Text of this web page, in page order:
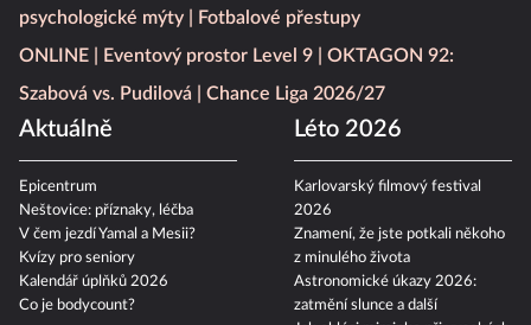
psychologické mýty
Fotbalové přestupy
ONLINE
Eventový prostor Level 9
OKTAGON 92:
Szabová vs. Pudilová
Chance Liga 2026/27
Aktuálně
Epicentrum
Neštovice: příznaky, léčba
V čem jezdí Yamal a Mesii?
Kvízy pro seniory
Kalendář úplňků 2026
Co je bodycount?
Léto 2026
Karlovarský filmový festival
2026
Znamení, že jste potkali někoho
z minulého života
Astronomické úkazy 2026:
zatmění slunce a další